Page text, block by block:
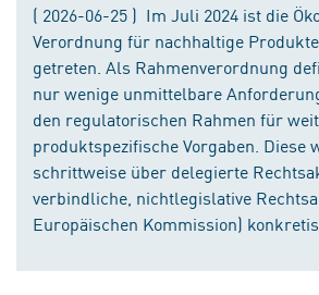
( 2026-06-25 ) Im Juli 2024 ist die
Verordnung für nachhaltige
getreten. Als Rahmenverordnung
nur wenige unmittelbare
den regulatorischen Rahmen für
produktspezifische Vorgaben. Diese
schrittweise über delegierte
verbindliche, nichtlegislative
Europäischen Kommission)